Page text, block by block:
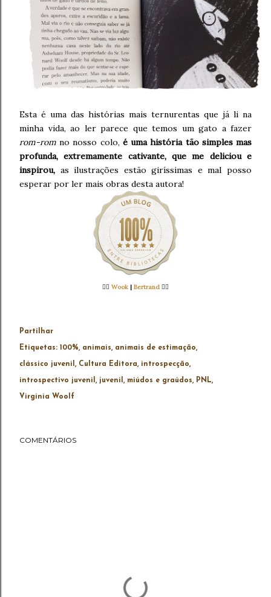
Esta é uma das histórias mais ternurentas que já li na
minha vida, ao ler parece que temos um gato a fazer
rom-romno nosso colo, é uma história tão simples mas
profunda, extremamente cativante, que me deliciou e
inspirou, as ilustrações estão giríssimas e mal posso
esperar por ler mais obras desta autora!
👉🏻 Wook | Bertrand 👈🏻
Partilhar
Etiquetas: 100% animais animais de estimação
clássico juvenil Cultura Editora introspecção
introspectivo juvenil juvenil miúdos e graúdos PNL
Virginia Woolf
COMENTÁRIOS